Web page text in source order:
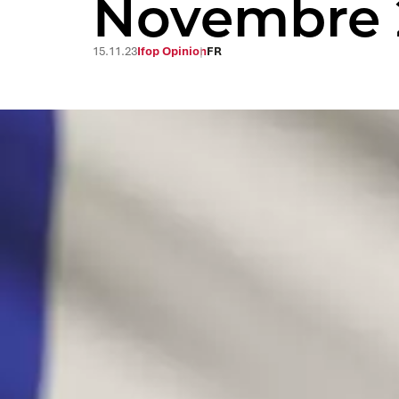
Novembre
15.11.23Ifop OpinionFR